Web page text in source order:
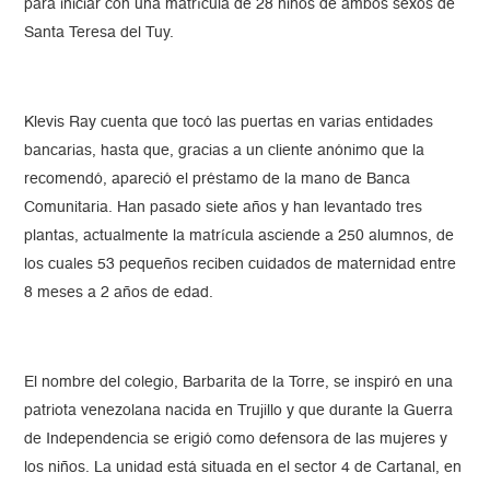
para iniciar con una matrícula de 28 niños de ambos sexos de
Santa Teresa del Tuy.
Klevis Ray cuenta que tocó las puertas en varias entidades
bancarias, hasta que, gracias a un cliente anónimo que la
recomendó, apareció el préstamo de la mano de Banca
Comunitaria. Han pasado siete años y han levantado tres
plantas, actualmente la matrícula asciende a 250 alumnos, de
los cuales 53 pequeños reciben cuidados de maternidad entre
8 meses a 2 años de edad.
El nombre del colegio, Barbarita de la Torre, se inspiró en una
patriota venezolana nacida en Trujillo y que durante la Guerra
de Independencia se erigió como defensora de las mujeres y
los niños. La unidad está situada en el sector 4 de Cartanal, en